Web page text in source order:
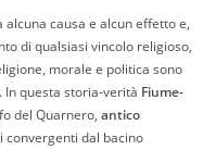
causa e alcun effetto e,
di qualsiasi vincolo religioso,
morale e politica sono
In questa storia-verità Fiume-
del Quarnero, antico
convergenti dal bacino